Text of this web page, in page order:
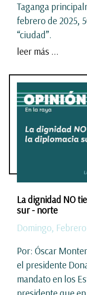
Taganga
febrero de 2025,
“ciudad”.
leer más ...
La dignidad NO
sur - norte
Domingo,
Por: Óscar
el presidente
mandato en los